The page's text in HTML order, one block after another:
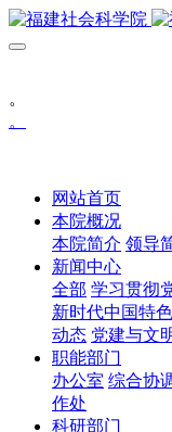
。
。
网站首页
本院概况
本院简介 领导
新闻中心
全部 学习贯彻
新时代中国特
动态 党建与文
职能部门
办公室 综合协
作处
科研部门